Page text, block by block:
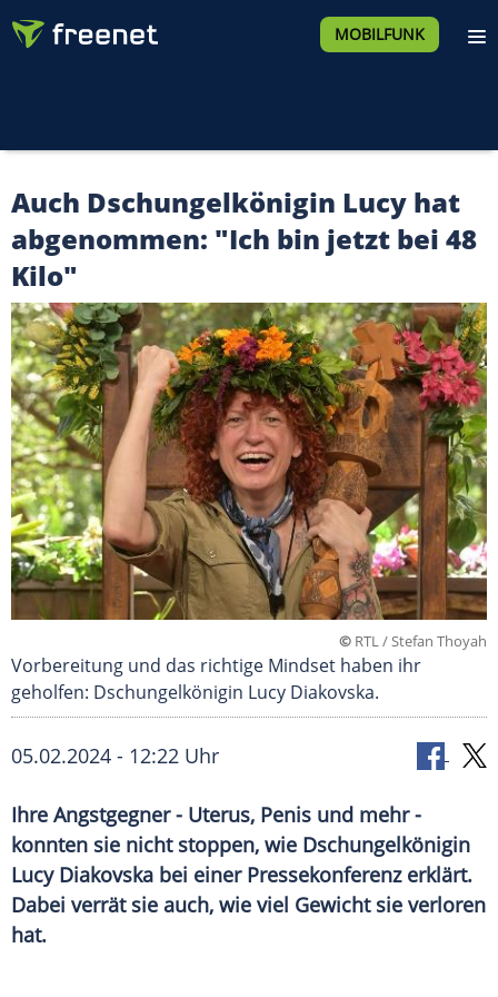
MOBILFUNK
Auch Dschungelkönigin Lucy hat
abgenommen: "Ich bin jetzt bei 48
Kilo"
© RTL / Stefan Thoyah
Vorbereitung und das richtige Mindset haben ihr
geholfen: Dschungelkönigin Lucy Diakovska.
05.02.2024 - 12:22 Uhr
Ihre Angstgegner - Uterus, Penis und mehr -
konnten sie nicht stoppen, wie Dschungelkönigin
Lucy Diakovska bei einer Pressekonferenz erklärt.
Dabei verrät sie auch, wie viel Gewicht sie verloren
hat.